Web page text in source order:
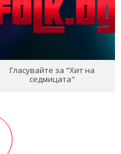
Гласувайте за "Хит на
седмицата"